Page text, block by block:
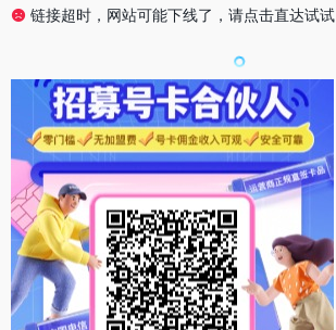
链接超时，网站可能下线了，请点击直达试试